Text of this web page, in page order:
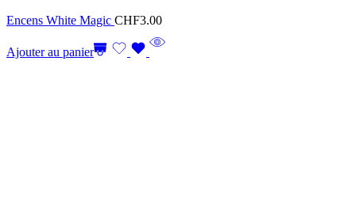
Encens White Magic CHF3.00
Ajouter au panier